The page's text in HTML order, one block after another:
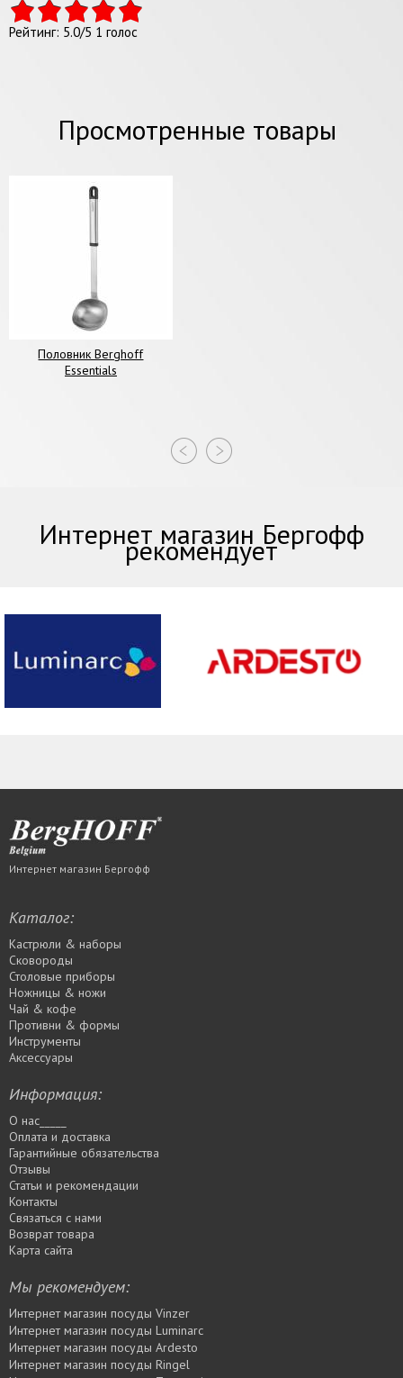
Рейтинг: 5.0/5 1 голос
Просмотренные товары
Половник Berghoff
Essentials
Интернет магазин Бергофф
рекомендует
Интернет магазин Бергофф
Каталог:
Кастрюли & наборы
Сковороды
Столовые приборы
Ножницы & ножи
Чай & кофе
Противни & формы
Инструменты
Аксессуары
Информация:
О нас_____
Оплата и доставка
Гарантийные обязательства
Отзывы
Статьи и рекомендации
Контакты
Связаться с нами
Возврат товара
Карта сайта
Мы рекомендуем:
Интернет магазин посуды Vinzer
Интернет магазин посуды Luminarc
Интернет магазин посуды Ardesto
Интернет магазин посуды Rіngel